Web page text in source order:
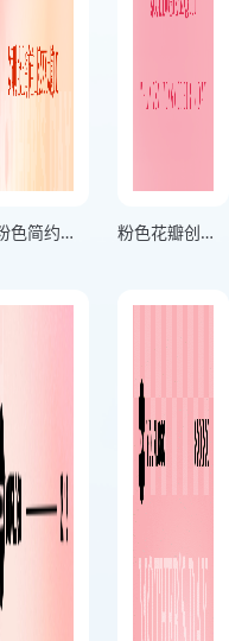
淡粉色简约风创意剪影母亲节海报 粉色花瓣创意感恩母亲节海报